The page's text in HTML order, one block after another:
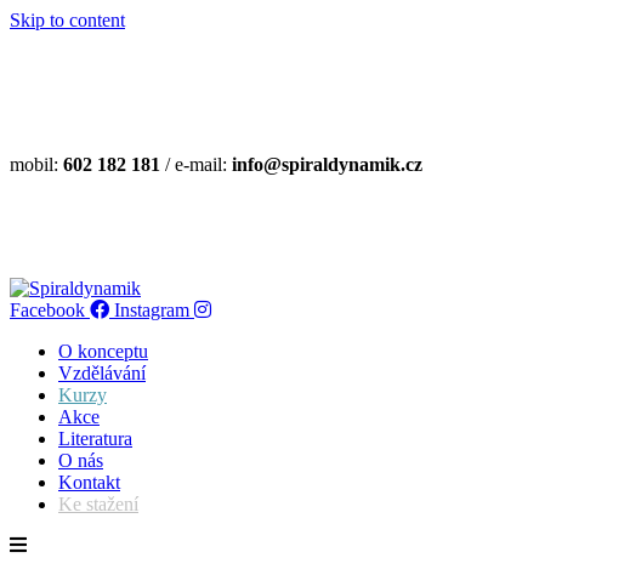
Skip to content
mobil: 602 182 181 / e-mail: info@spiraldynamik.cz
Facebook
Instagram
O konceptu
Vzdělávání
Kurzy
Akce
Literatura
O nás
Kontakt
Ke stažení